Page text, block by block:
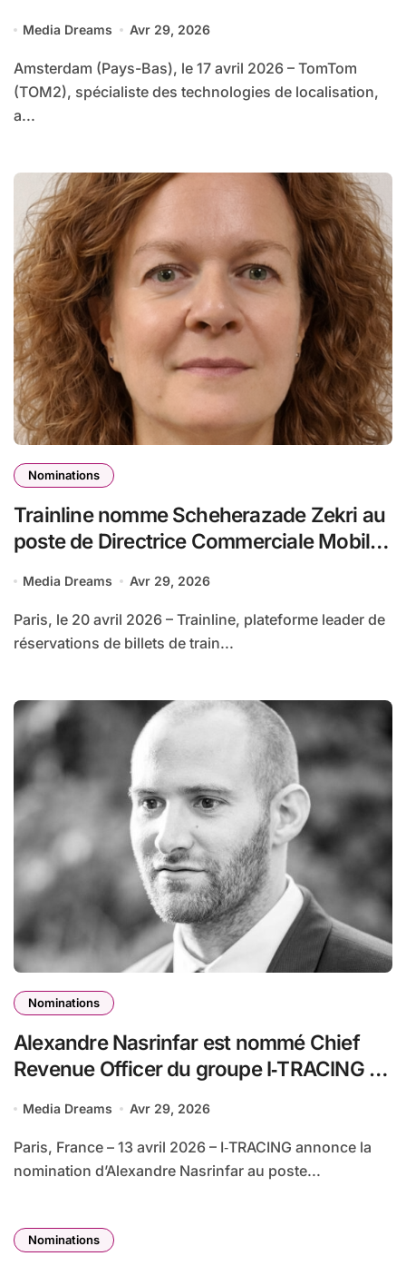
Media Dreams Avr 29, 2026
Amsterdam (Pays-Bas), le 17 avril 2026 – TomTom
(TOM2), spécialiste des technologies de localisation,
a...
Nominations
Trainline nomme Scheherazade Zekri au
poste de Directrice Commerciale Mobilité
Media Dreams Avr 29, 2026
Paris, le 20 avril 2026 – Trainline, plateforme leader de
réservations de billets de train...
Nominations
Alexandre Nasrinfar est nommé Chief
Revenue Officer du groupe I‑TRACING et
Media Dreams Avr 29, 2026
Paris, France – 13 avril 2026 – I‑TRACING annonce la
nomination d’Alexandre Nasrinfar au poste...
Nominations